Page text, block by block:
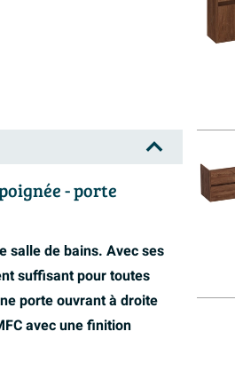
- porte
salle de bains. Avec ses
suffisant pour toutes
porte ouvrant à droite
avec une finition